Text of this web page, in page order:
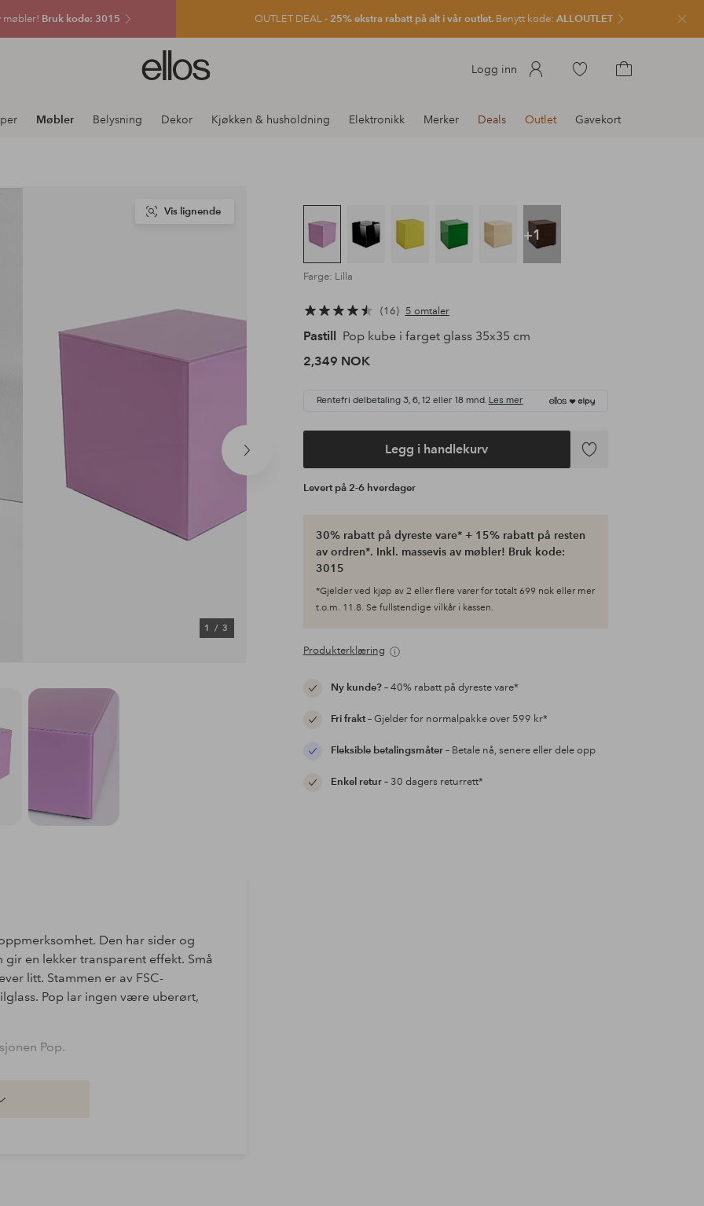
møbler! Bruk kode: 3015 OUTLET DEAL - 25% ekstra rabatt på alt i vår outlet. Benytt kode: ALLOUTLET Lukk
Ellos
logo
gå
Logg inn
Gå
produkterhandlekurven
Møbler Belysning Dekor Kjøkken & husholdning Elektronikk Merker Deals Outlet Gavekort
Neste
1/ 3
Vis lignende
+1
Farge: Lilla
16 5 omtaler
Pastill
Pop kube i farget glass 35x35 cm
2,349 NOK
Rentefri delbetaling 3, 6, 12 eller 18 mnd. Les mer
Legg i handlekurv
Legg
Levert på 2-6 hverdager
30% rabatt på dyreste vare* + 15% rabatt på resten
av ordren*. Inkl. massevis av møbler! Bruk kode:
3015
*Gjelder ved kjøp av 2 eller flere varer for totalt 699 nok eller mer
t.o.m. 11.8. Se fullstendige vilkår i kassen.
Produkterklæring
Ny kunde?– 40% rabatt på dyreste vare*
Fri frakt– Gjelder for normalpakke over 599 kr*
Fleksible betalingsmåter– Betale nå, senere eller dele opp
Enkel retur– 30 dagers returrett*
Den har sider og
en lekker transparent effekt. Små
litt. Stammen er av FSC-
Pop lar ingen være uberørt,
Pop.